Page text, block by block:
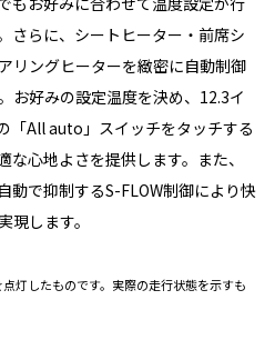
さらに、シートヒーター・前席シ
リングヒーターを緻密に自動制御
お好みの設定温度を決め、12.3イ
「All auto」スイッチをタッチする
心地よさを提供します。また、
動で抑制するS-FLOW制御により快
します。
灯したものです。実際の走行状態を示すも